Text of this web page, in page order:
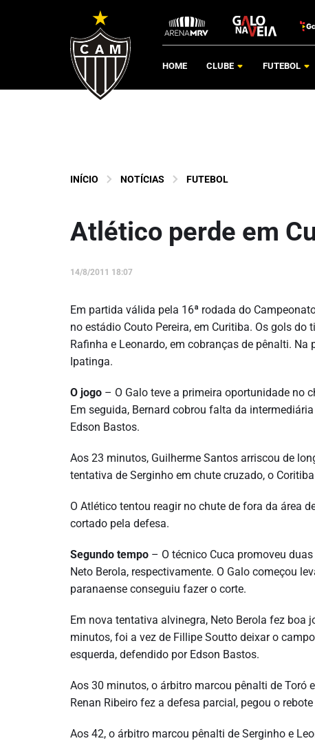
HOME CLUBE FUTEBOL
INÍCIO NOTÍCIAS FUTEBOL
Atlético perde em
14/8/2011 18:07
Em partida válida pela 16ª rodada do
no estádio Couto Pereira, em Curitiba. Os gols
Rafinha e Leonardo, em cobranças de pênalti.
Ipatinga.
O jogo – O Galo teve a primeira oportunidade no
Em seguida, Bernard cobrou falta da
Edson Bastos.
Aos 23 minutos, Guilherme Santos arriscou de
tentativa de Serginho em chute cruzado, o
O Atlético tentou reagir no chute de fora da área
cortado pela defesa.
Segundo tempo – O técnico Cuca promoveu
Neto Berola, respectivamente. O Galo começou
paranaense conseguiu fazer o corte.
Em nova tentativa alvinegra, Neto Berola fez boa
minutos, foi a vez de Fillipe Soutto deixar o
esquerda, defendido por Edson Bastos.
Aos 30 minutos, o árbitro marcou pênalti de Toró
Renan Ribeiro fez a defesa parcial, pegou o
Aos 42, o árbitro marcou pênalti de Serginho e